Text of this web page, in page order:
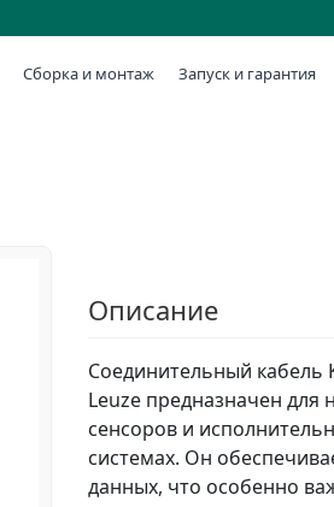
Сборка и монтаж Запуск и гарантия
Описание
Соединительный кабель
Leuze предназначен
сенсоров и
системах. Он
данных, что особенно